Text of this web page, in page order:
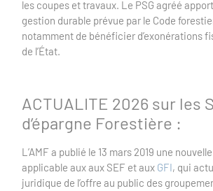
les coupes et travaux. Le PSG agréé
gestion durable prévue par le Code
notamment de bénéficier d’exonérations
de l’État.
ACTUALITE 2026 sur les
d’épargne Forestière :
L’AMF a publié le 13 mars 2019 une
applicable aux aux SEF et aux GFI, qui
juridique de l’offre au public des